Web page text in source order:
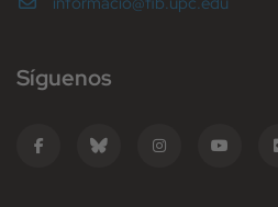
Síguenos